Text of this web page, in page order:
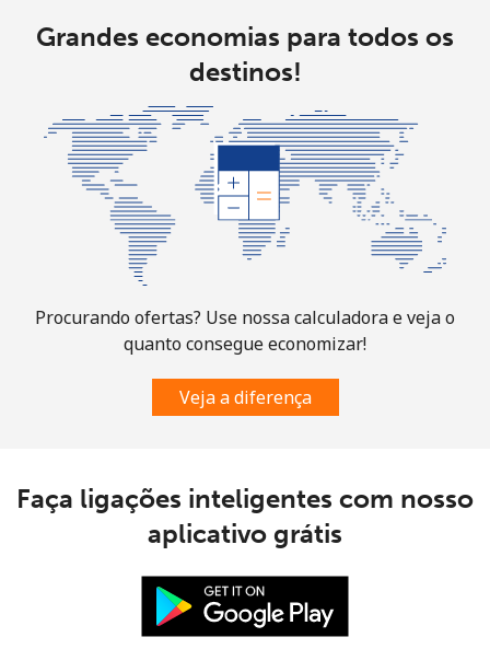
Grandes economias para todos os
destinos!
Procurando ofertas? Use nossa calculadora e veja o
quanto consegue economizar!
Veja a diferença
Faça ligações inteligentes com nosso
aplicativo grátis